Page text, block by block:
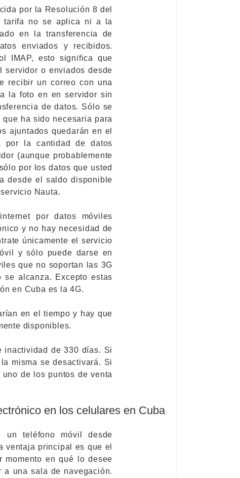
por la Resolución 8 del
tarifa no se aplica ni a la
en la transferencia de
enviados y recibidos.
IMAP, esto significa que
servidor o enviados desde
recibir un correo con una
la foto en en servidor sin
de datos. Sólo se
ha sido necesaria para
ajuntados quedarán en el
por la cantidad de datos
(aunque probablemente
por los datos que usted
desde el saldo disponible
Nauta.
por datos móviles
y no hay necesidad de
únicamente el servicio
y sólo puede darse en
que no soportan las 3G
alcanza. Excepto estas
en Cuba es la 4G.
en el tiempo y hay que
disponibles.
inactividad de 330 días. Si
misma se desactivará. Si
de los puntos de venta
en los celulares en Cuba
un teléfono móvil desde
ventaja principal es que el
momento en qué lo desee
una sala de navegación.